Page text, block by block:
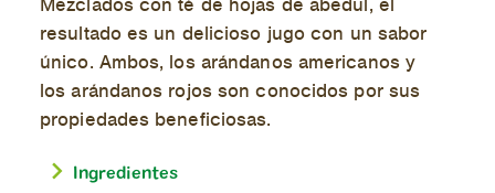
Mezclados con té de hojas de abedul, el
resultado es un delicioso jugo con un sabor
único. Ambos, los arándanos americanos y
los arándanos rojos son conocidos por sus
propiedades beneficiosas.
Ingredientes